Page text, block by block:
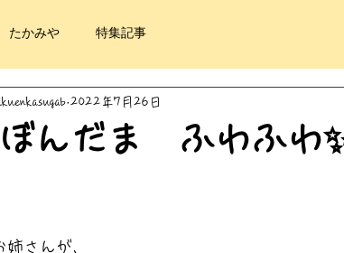
たかみや 特集記事
ぼんだま ふわふわ
2022年7月26日
さんが、